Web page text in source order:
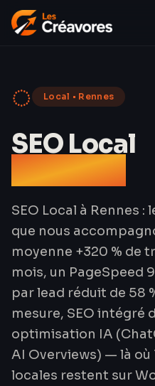
◌ Local • Rennes
SEO Local
à Rennes
SEO Local à Rennes
que nous
moyenne +320 % de
mois, un PageSpeed
par lead réduit de 58
mesure, SEO intégré
optimisation IA
AI Overviews) — là où
locales restent sur